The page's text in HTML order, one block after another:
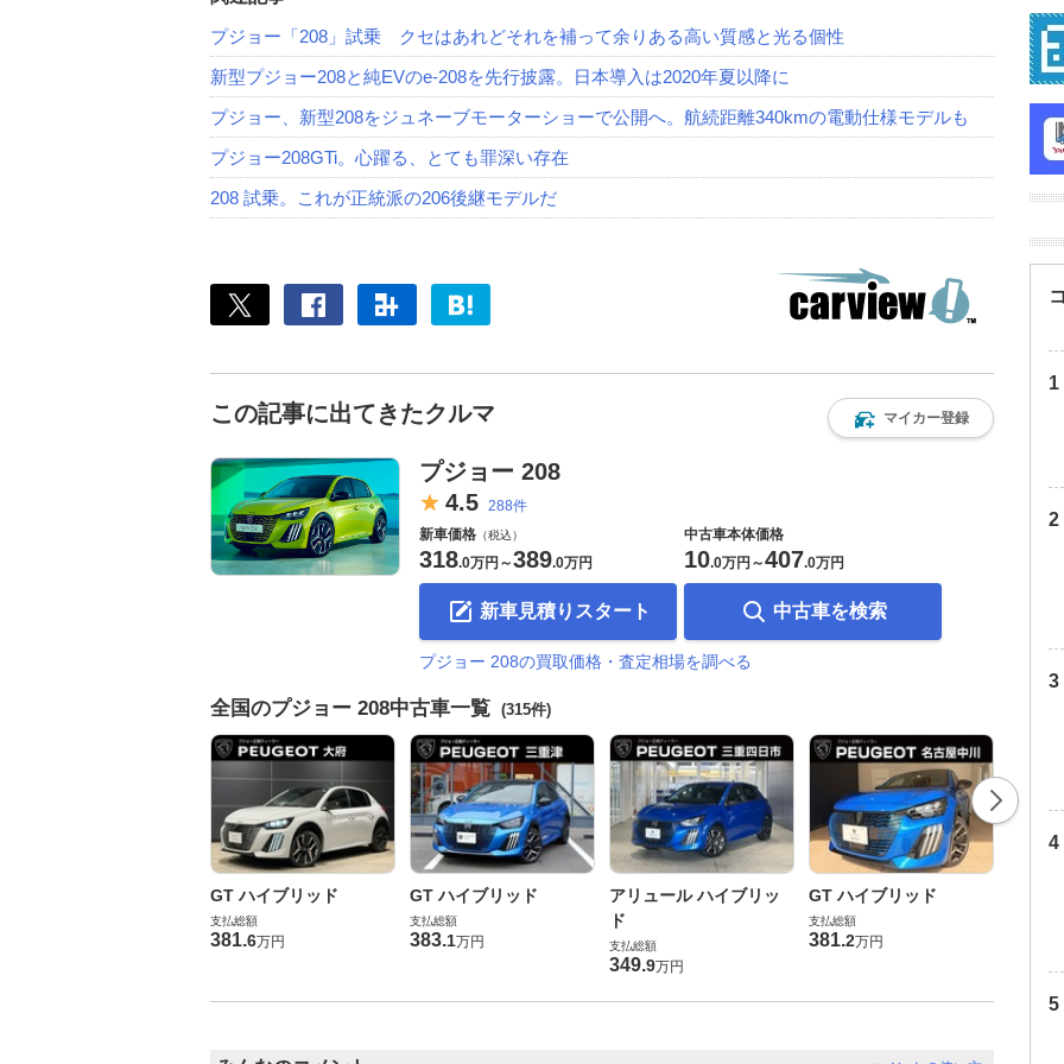
プジョー「208」試乗 クセはあれどそれを補って余りある高い質感と光る個性
新型プジョー208と純EVのe-208を先行披露。日本導入は2020年夏以降に
プジョー、新型208をジュネーブモーターショーで公開へ。航続距離340kmの電動仕様モデルも
プジョー208GTi。心躍る、とても罪深い存在
208 試乗。これが正統派の206後継モデルだ
この記事に出てきたクルマ マイカー登録
プジョー 208
4.5 288件
新車価格 （税込）
318.0万円 ～389.0万円
新車見積りスタート
中古車本体価格
10.0万円 ～407.0万円
中古車を検索
プジョー 208の買取価格・査定相場を調べる
全国のプジョー 208中古車一覧 (315件)
GT ハイブリッド
支払総額
381.6万円
GT ハイブリッド
支払総額
383.1万円
アリュール ハイブリッ
ド
支払総額
349.9万円
GT ハイブリッド
支払総額
381.2万円